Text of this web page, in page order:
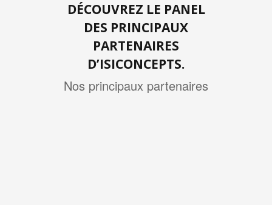
DÉCOUVREZ LE PANEL
DES PRINCIPAUX
PARTENAIRES
D’ISICONCEPTS.
Nos principaux partenaires